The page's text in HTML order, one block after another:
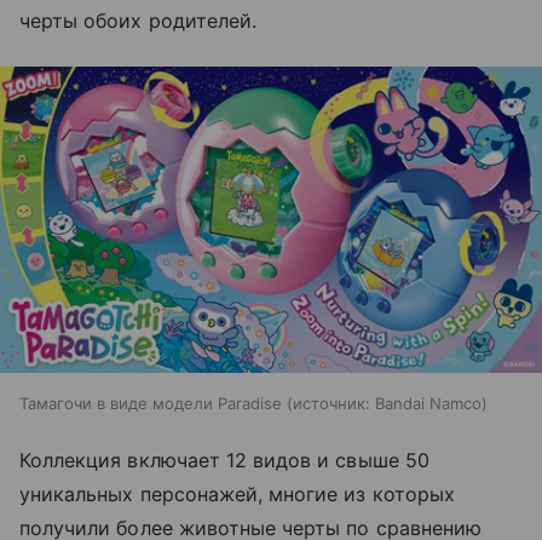
черты обоих родителей.
Тамагочи в виде модели Paradise источник: Bandai Namco
Коллекция включает 12 видов и свыше 50
уникальных персонажей, многие из которых
получили более животные черты по сравнению